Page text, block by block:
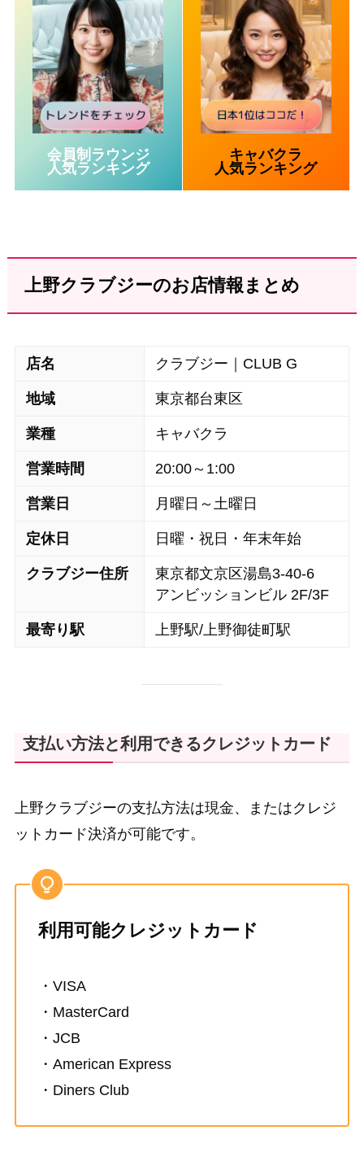
会員制ラウンジ
人気ランキング
キャバクラ
人気ランキング
上野クラブジーのお店情報まとめ
店名 クラブジー｜CLUB G
地域 東京都台東区
業種 キャバクラ
営業時間 20:00～1:00
営業日 月曜日～土曜日
定休日 日曜・祝日・年末年始
クラブジー住所
東京都文京区湯島3-40-6
アンビッションビル 2F/3F
最寄り駅 上野駅/上野御徒町駅
支払い方法と利用できるクレジットカード
上野クラブジーの支払方法は現金、またはクレジ
ットカード決済が可能です。
利用可能クレジットカード
・VISA
・MasterCard
・JCB
・American Express
・Diners Club